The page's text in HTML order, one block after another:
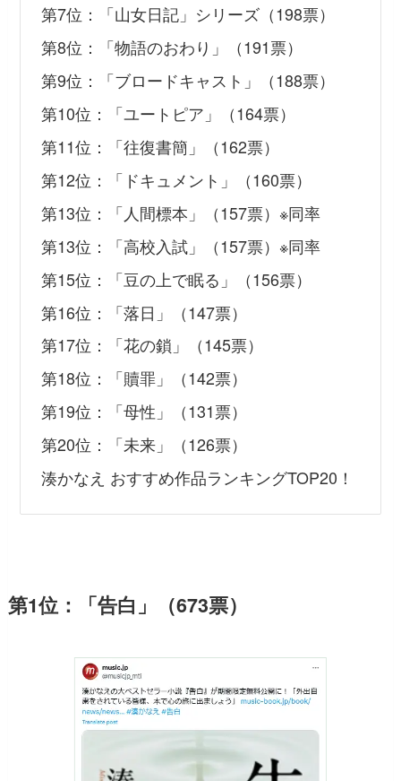
第7位：「山女日記」シリーズ（198票）
第8位：「物語のおわり」（191票）
第9位：「ブロードキャスト」（188票）
第10位：「ユートピア」（164票）
第11位：「往復書簡」（162票）
第12位：「ドキュメント」（160票）
第13位：「人間標本」（157票）※同率
第13位：「高校入試」（157票）※同率
第15位：「豆の上で眠る」（156票）
第16位：「落日」（147票）
第17位：「花の鎖」（145票）
第18位：「贖罪」（142票）
第19位：「母性」（131票）
第20位：「未来」（126票）
湊かなえ おすすめ作品ランキングTOP20！
第1位：「告白」（673票）